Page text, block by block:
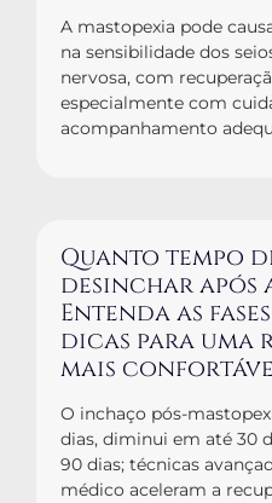
A mastopexia pode
na sensibilidade dos
nervosa, com
especialmente com
acompanhamento
Quanto tempo
desinchar após
Entenda as
dicas para uma
mais
O inchaço pós-
dias, diminui em até 30
90 dias; técnicas
médico aceleram a